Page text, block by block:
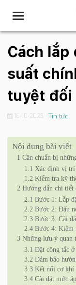
T
g
g
l
e
n
v
i
t
i
Cách lắp
suất
tuyệt đối
16-10-2025 Tin tức
Nội dung bài viết
1 Cần chuẩn bị
1.1 Xác định vị trí
1.2 Kiểm tra kỹ
2 Hướng dẫn chi tiết
2.1 Bước 1: Lắp
2.2 Bước 2: Đấu
2.3 Bước 3: Cài
2.4 Bước 4: Kiểm
3 Những lưu ý quan
3.1 Đặt công tắc
3.2 Đảm bảo
3.3 Kết nối cơ khí
3.4 Cài đặt mức